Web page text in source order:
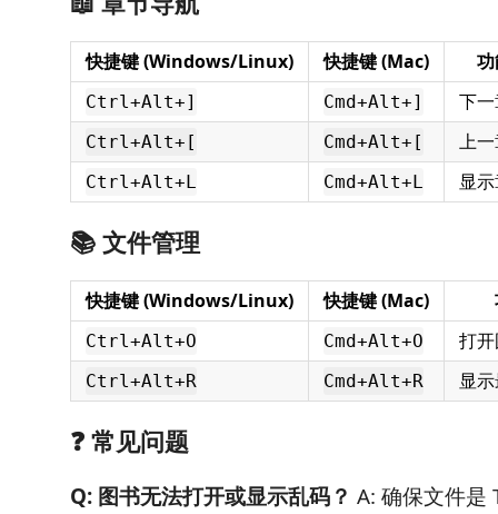
快捷键 (Windows/Linux) 快捷键 (Mac)
Ctrl+Alt+] Cmd+Alt+] 下
Ctrl+Alt+[ Cmd+Alt+[ 上
Ctrl+Alt+L Cmd+Alt+L 显
📚 文件管理
快捷键 (Windows/Linux) 快捷键 (Mac)
Ctrl+Alt+O Cmd+Alt+O 打
Ctrl+Alt+R Cmd+Alt+R 显
❓ 常见问题
Q: 图书无法打开或显示乱码？ A: 确保文件是